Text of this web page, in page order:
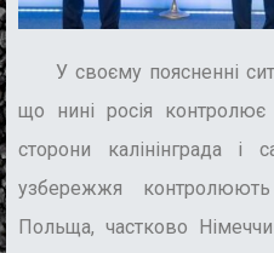
У своєму поясненні
що нині росія контролює
сторони калінінграда і
узбережжя
Польща, частково